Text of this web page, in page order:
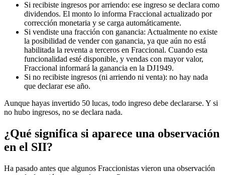
Si recibiste ingresos por arriendo: ese ingreso se declara como
dividendos. El monto lo informa Fraccional actualizado por
corrección monetaria y se carga automáticamente.
Si vendiste una fracción con ganancia: Actualmente no existe
la posibilidad de vender con ganancia, ya que aún no está
habilitada la reventa a terceros en Fraccional. Cuando esta
funcionalidad esté disponible, y vendas con mayor valor,
Fraccional informará la ganancia en la DJ1949.
Si no recibiste ingresos (ni arriendo ni venta): no hay nada
que declarar ese año.
Aunque hayas invertido 50 lucas, todo ingreso debe declararse. Y si
no hubo ingresos, no se declara nada.
¿Qué significa si aparece una observación
en el SII?
Ha pasado antes que algunos Fraccionistas vieron una observación